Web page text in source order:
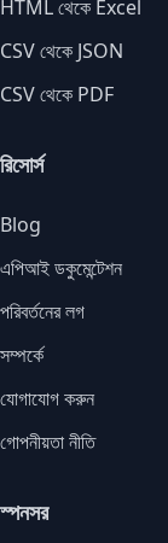
HTML থেকে Excel
CSV থেকে JSON
CSV থেকে PDF
রিসোর্স
Blog
এপিআই ডকুমেন্টেশন
পরিবর্তনের লগ
সম্পর্কে
যোগাযোগ করুন
গোপনীয়তা নীতি
স্পনসর